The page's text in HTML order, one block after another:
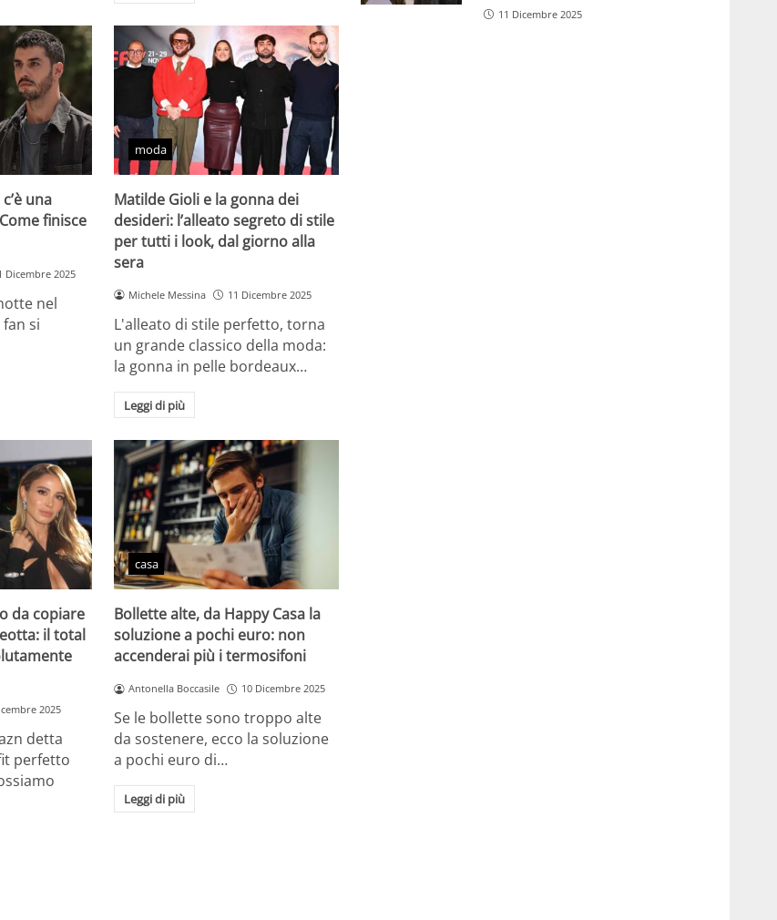
una
finisce
Dicembre 2025
nel
si
moda
Matilde Gioli e la gonna dei
desideri: l’alleato segreto di stile
per tutti i look, dal giorno alla
sera
Michele Messina 11 Dicembre 2025
L'alleato di stile perfetto, torna
un grande classico della moda:
la gonna in pelle bordeaux…
Leggi di più
da copiare
il total
2025
detta
perfetto
casa
Bollette alte, da Happy Casa la
soluzione a pochi euro: non
accenderai più i termosifoni
Antonella Boccasile 10 Dicembre 2025
Se le bollette sono troppo alte
da sostenere, ecco la soluzione
a pochi euro di…
Leggi di più
11 Dicembre 2025